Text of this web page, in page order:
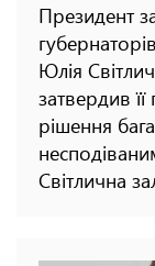
Президент
Юлія
затвердив
рішення
Світлична